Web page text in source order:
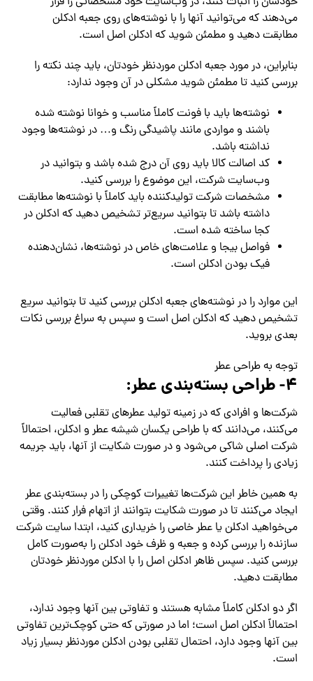
می‌دهند که می‌توانید آنها را با نوشته‌های روی جعبه ادکلن
مطابقت دهید و مطمئن شوید که ادکلن اصل است.
بنابراین، در مورد جعبه ادکلن موردنظر خودتان، باید چند نکته را
بررسی کنید تا مطمئن شوید مشکلی در آن وجود ندارد:
نوشته‌ها باید با فونت کاملاً مناسب و خوانا نوشته شده
باشند و مواردی مانند پاشیدگی رنگ و… در نوشته‌ها وجود
نداشته باشد.
کد اصالت کالا باید روی آن درج شده باشد و بتوانید در
وب‌سایت شرکت، این موضوع را بررسی کنید.
مشخصات شرکت تولیدکننده باید کاملاً با نوشته‌ها مطابقت
داشته باشد تا بتوانید سریع‌تر تشخیص دهید که ادکلن در
کجا ساخته شده است.
فواصل بیجا و علامت‌های خاص در نوشته‌ها، نشان‌دهنده
فیک بودن ادکلن است.
این موارد را در نوشته‌های جعبه ادکلن بررسی کنید تا بتوانید سریع
تشخیص دهید که ادکلن اصل است و سپس به سراغ بررسی نکات
بعدی بروید.
توجه به طراحی عطر
۴- طراحی بسته‌بندی عطر:
شرکت‌ها و افرادی که در زمینه تولید عطرهای تقلبی فعالیت
می‌کنند، می‌دانند که با طراحی یکسان شیشه عطر و ادکلن، احتمالاً
شرکت اصلی شاکی می‌شود و در صورت شکایت از آنها، باید جریمه
زیادی را پرداخت کنند.
به همین خاطر این شرکت‌ها تغییرات کوچکی را در بسته‌بندی عطر
ایجاد می‌کنند تا در صورت شکایت بتوانند از اتهام فرار کنند. وقتی
می‌خواهید ادکلن یا عطر خاصی را خریداری کنید، ابتدا سایت شرکت
سازنده را بررسی کرده و جعبه و ظرف خود ادکلن را به‌صورت کامل
بررسی کنید. سپس ظاهر ادکلن اصل را با ادکلن موردنظر خودتان
مطابقت دهید.
اگر دو ادکلن کاملاً مشابه هستند و تفاوتی بین آنها وجود ندارد،
احتمالاً ادکلن اصل است؛ اما در صورتی‌ که حتی کوچک‌ترین تفاوتی
بین آنها وجود دارد، احتمال تقلبی بودن ادکلن موردنظر بسیار زیاد
است.